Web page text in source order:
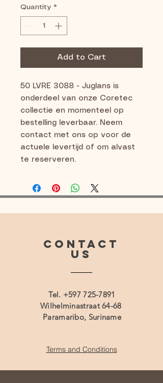
Quantity *
Add to Cart
50 LVRE 3088 - Juglans is
onderdeel van onze Coretec
collectie en momenteel op
bestelling leverbaar. Neem
contact met ons op voor de
actuele levertijd of om alvast
te reserveren.
CONTACT
US
Tel. +597 725-7891
Wilhelminastraat 64-68
Paramaribo, Suriname
Terms and Conditions